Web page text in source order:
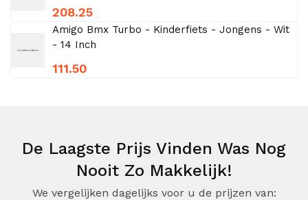
208.25
Amigo Bmx Turbo - Kinderfiets - Jongens - Wit
- 14 Inch
111.50
De Laagste Prijs Vinden Was Nog
Nooit Zo Makkelijk!
We vergelijken dagelijks voor u de prijzen van: